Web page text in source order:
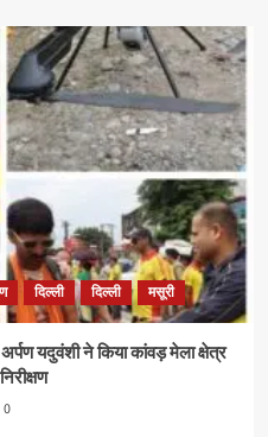
दिल्ली दिल्ली मसूरी
यदुवंशी ने किया कांवड़ मेला क्षेत्र
0